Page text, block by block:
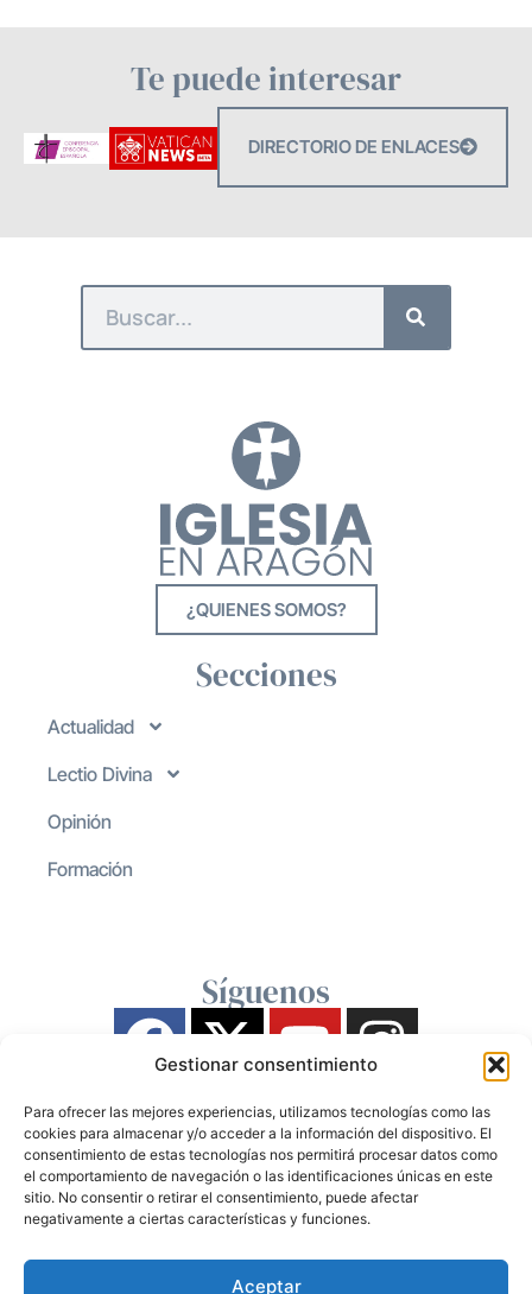
Gestionar consentimiento
Para ofrecer las mejores experiencias, utilizamos tecnologías como las
cookies para almacenar y/o acceder a la información del dispositivo. El
consentimiento de estas tecnologías nos permitirá procesar datos como
el comportamiento de navegación o las identificaciones únicas en este
sitio. No consentir o retirar el consentimiento, puede afectar
negativamente a ciertas características y funciones.
Aceptar
Te puede interesar
DIRECTORIO DE ENLACES
¿QUIENES SOMOS?
Secciones
Actualidad
Lectio Divina
Opinión
Formación
Síguenos